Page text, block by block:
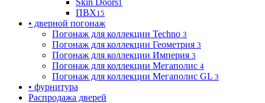
Skin Doors1
ПВХ15
• дверной погонаж
Погонаж для коллекции Techno 3
Погонаж для коллекции Геометрия 3
Погонаж для коллекции Империя 3
Погонаж для коллекции Мегаполис 4
Погонаж для коллекции Мегаполис GL 3
• фурнитура
Распродажа дверей